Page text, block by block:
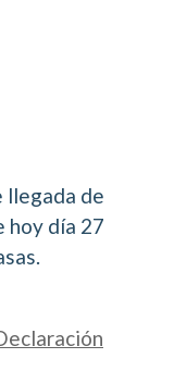
llegada de
hoy día 27